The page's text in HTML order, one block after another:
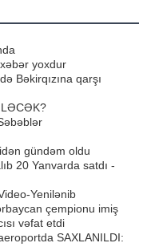
yoxdur
Bəkirqızına qarşı
gündəm oldu
20 Yanvarda satdı -
Yenilənib
çempionu imiş
vəfat etdi
SAXLANILDI: